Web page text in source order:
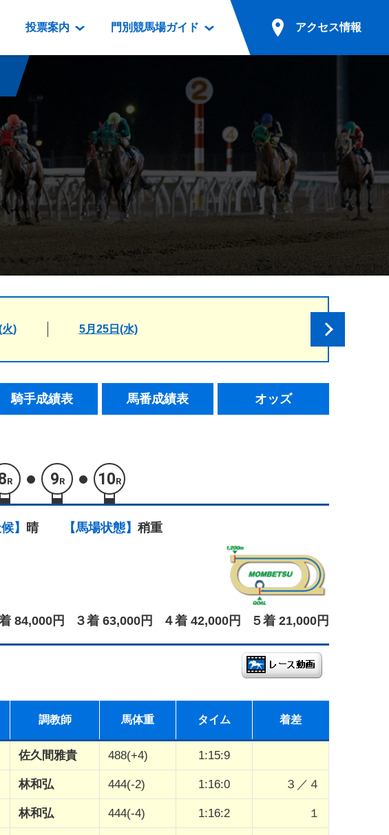
番組・級別表ダウンロード
開催カレンダー
重賞競走体系図
スタリオンシリーズ競走
道内の発売情報(PDF)
テンツ
競走VTR
競走参考VTR
スダイジェスト
ダイジェスト
投票案内
電話・インターネット投票
場外発売所
実況・テレホンサービス
発売・払戻
門別競馬場ガイド
門別競馬場情報
門別競馬場グルメ
とねっこジンギスカン
いずみ食堂
ルンビニフードカフェ
勝馬屋
アクセス情報
無料送迎バスでのご来場
公共の交通機関でのご来場
) 5月25日(水)
騎手成績表 馬番成績表 オッズ
R 9R 10R
】 晴 【馬場状態】 稍重
84,000円 ３着 63,000円 ４着 42,000円 ５着 21,000円
調教師 馬体重 タイム 着差
佐久間雅貴 488(+4) 1:15:9
林和弘 444(-2) 1:16:0 ３／４
林和弘 444(-4) 1:16:2 １